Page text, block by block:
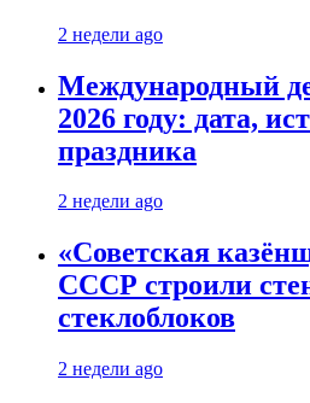
2 недели ago
Международный
2026 году: дата,
праздника
2 недели ago
«Советская
СССР строили
стеклоблоков
2 недели ago